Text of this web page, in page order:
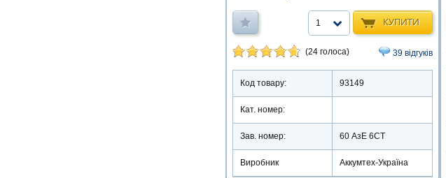
КУПИТИ
1
(24 голоса) 39 відгуків
Код товару: 93149
Кат. номер:
Зав. номер: 60 АзЕ 6СТ
Виробник Аккумтех-Україна